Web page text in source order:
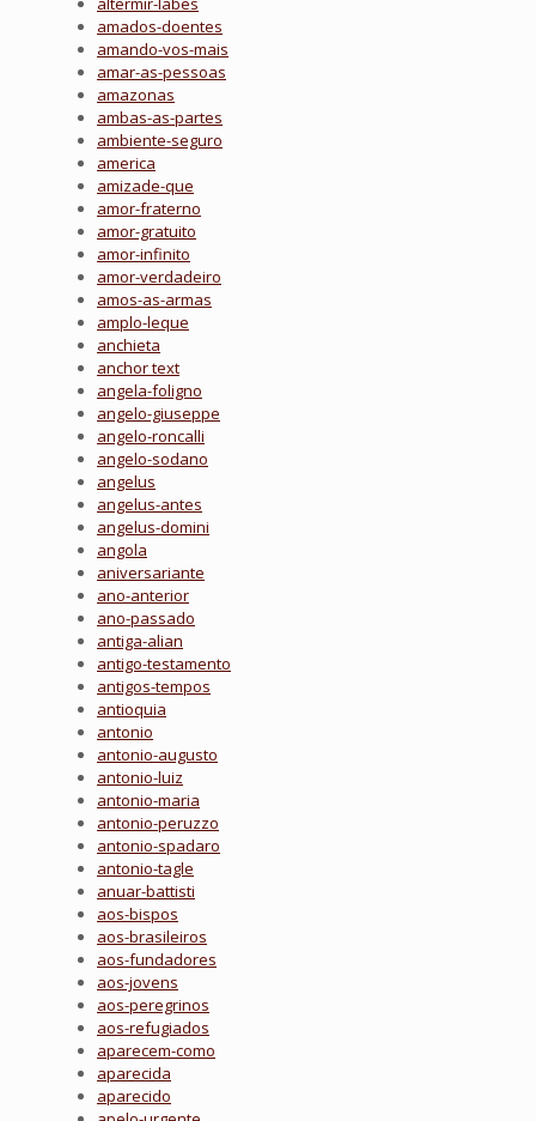
amados-doentes
amando-vos-mais
amar-as-pessoas
amazonas
ambas-as-partes
ambiente-seguro
america
amizade-que
amor-fraterno
amor-gratuito
amor-infinito
amor-verdadeiro
amos-as-armas
amplo-leque
anchieta
anchor text
angela-foligno
angelo-giuseppe
angelo-roncalli
angelo-sodano
angelus
angelus-antes
angelus-domini
angola
aniversariante
ano-anterior
ano-passado
antiga-alian
antigo-testamento
antigos-tempos
antioquia
antonio
antonio-augusto
antonio-luiz
antonio-maria
antonio-peruzzo
antonio-spadaro
antonio-tagle
anuar-battisti
aos-bispos
aos-brasileiros
aos-fundadores
aos-jovens
aos-peregrinos
aos-refugiados
aparecem-como
aparecida
aparecido